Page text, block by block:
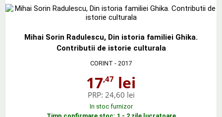
Mihai Sorin Radulescu, Din istoria familiei Ghika.
Contributii de istorie culturala
CORINT - 2017
17,47 lei
PRP: 24,60 lei
In stoc furnizor